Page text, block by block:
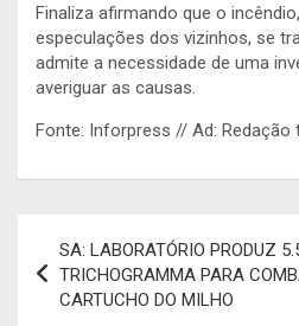
Finaliza afirmando que o
especulações dos vizinhos, se
admite a necessidade de uma
averiguar as causas.
Fonte: Inforpress // Ad: Redação
de
artigos
SA: LABORATÓRIO PRODUZ
TRICHOGRAMMA PARA
CARTUCHO DO MILHO